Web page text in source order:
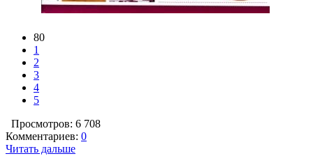
80
1
2
3
4
5
Просмотров: 6 708
Комментариев: 0
Читать дальше